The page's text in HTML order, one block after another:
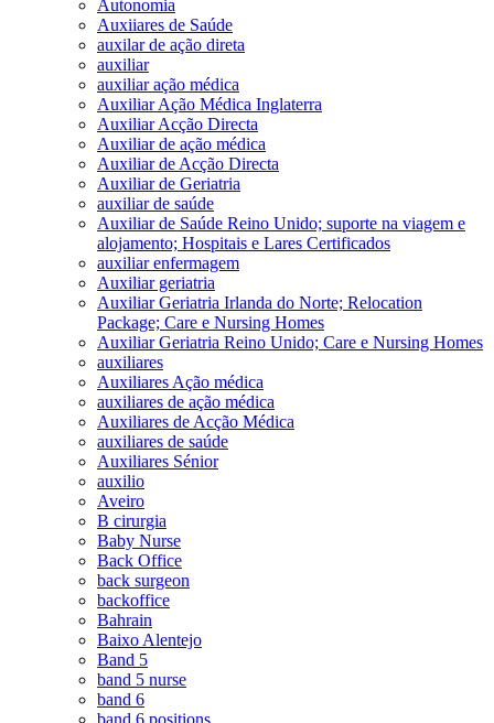
Autonomia
Auxiiares de Saúde
auxilar de ação direta
auxiliar
auxiliar ação médica
Auxiliar Ação Médica Inglaterra
Auxiliar Acção Directa
Auxiliar de ação médica
Auxiliar de Acção Directa
Auxiliar de Geriatria
auxiliar de saúde
Auxiliar de Saúde Reino Unido; suporte na viagem e
alojamento; Hospitais e Lares Certificados
auxiliar enfermagem
Auxiliar geriatria
Auxiliar Geriatria Irlanda do Norte; Relocation
Package; Care e Nursing Homes
Auxiliar Geriatria Reino Unido; Care e Nursing Homes
auxiliares
Auxiliares Ação médica
auxiliares de ação médica
Auxiliares de Acção Médica
auxiliares de saúde
Auxiliares Sénior
auxilio
Aveiro
B cirurgia
Baby Nurse
Back Office
back surgeon
backoffice
Bahrain
Baixo Alentejo
Band 5
band 5 nurse
band 6
band 6 positions